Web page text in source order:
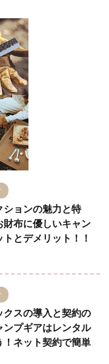
ションの魅力と特
布に優しいキャン
とデメリット！！
スの導入と契約の
プギアはレンタル
ネット契約で簡単